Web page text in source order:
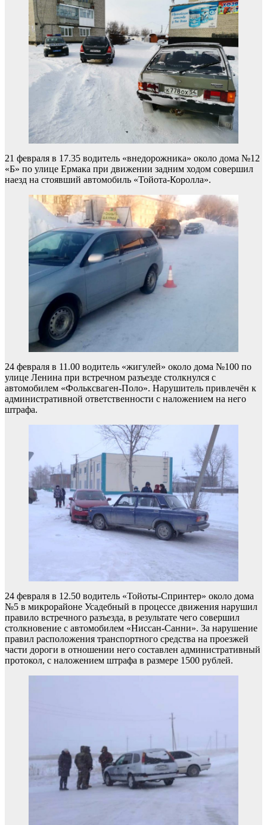
21 февраля в 17.35 водитель «внедорожника» около дома №12
«Б» по улице Ермака при движении задним ходом совершил
наезд на стоявший автомобиль «Тойота-Королла».
24 февраля в 11.00 водитель «жигулей» около дома №100 по
улице Ленина при встречном разъезде столкнулся с
автомобилем «Фольксваген-Поло». Нарушитель привлечён к
административной ответственности с наложением на него
штрафа.
24 февраля в 12.50 водитель «Тойоты-Спринтер» около дома
№5 в микрорайоне Усадебный в процессе движения нарушил
правило встречного разъезда, в результате чего совершил
столкновение с автомобилем «Ниссан-Санни». За нарушение
правил расположения транспортного средства на проезжей
части дороги в отношении него составлен административный
протокол, с наложением штрафа в размере 1500 рублей.